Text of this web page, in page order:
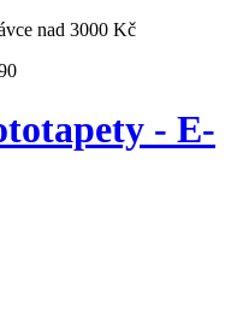
nad 3000 Kč
- E-